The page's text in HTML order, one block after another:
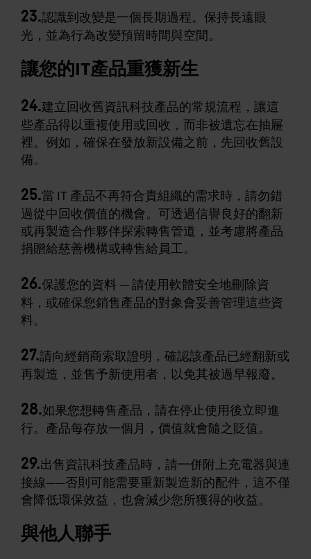
23.認識到改變是一個長期過程。保持長遠眼
光，並為行為改變預留時間與空間。
讓您的IT產品重獲新生
24.建立回收舊資訊科技產品的常規流程，讓這
些產品得以重複使用或回收，而非被遺忘在抽屜
裡。例如，確保在發放新設備之前，先回收舊設
備。
25.當 IT 產品不再符合貴組織的需求時，請勿錯
過從中回收價值的機會。可透過信譽良好的翻新
或再製造合作夥伴探索轉售管道，並考慮將產品
捐贈給慈善機構或轉售給員工。
26.保護您的資料 — 請使用軟體安全地刪除資
料，或確保您銷售產品的對象會妥善管理這些資
料。
27.請向經銷商索取證明，確認該產品已經翻新或
再製造，並售予新使用者，以免其被過早報廢。
28.如果您想轉售產品，請在停止使用後立即進
行。產品每存放一個月，價值就會隨之貶值。
29.出售資訊科技產品時，請一併附上充電器與連
接線——否則可能需要重新製造新的配件，這不僅
會降低環保效益，也會減少您所獲得的收益。
與他人聯手